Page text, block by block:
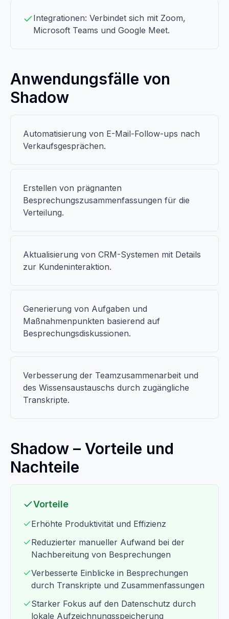
Integrationen: Verbindet sich mit Zoom,
Microsoft Teams und Google Meet.
Anwendungsfälle von
Shadow
Automatisierung von E-Mail-Follow-ups nach
Verkaufsgesprächen.
Erstellen von prägnanten
Besprechungszusammenfassungen für die
Verteilung.
Aktualisierung von CRM-Systemen mit Details
zur Kundeninteraktion.
Generierung von Aufgaben und
Maßnahmenpunkten basierend auf
Besprechungsdiskussionen.
Verbesserung der Teamzusammenarbeit und
des Wissensaustauschs durch zugängliche
Transkripte.
Shadow – Vorteile und
Nachteile
Vorteile
Erhöhte Produktivität und Effizienz
Reduzierter manueller Aufwand bei der
Nachbereitung von Besprechungen
Verbesserte Einblicke in Besprechungen
durch Transkripte und Zusammenfassungen
Starker Fokus auf den Datenschutz durch
lokale Aufzeichnungsspeicherung